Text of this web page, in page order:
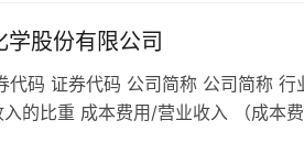
学股份有限公司
代码 证券代码 公司简称 公司简称
入的比重 成本费用/营业收入 （成本